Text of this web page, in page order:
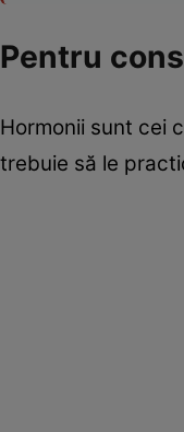
Pentru
Hormonii sunt cei
trebuie să le